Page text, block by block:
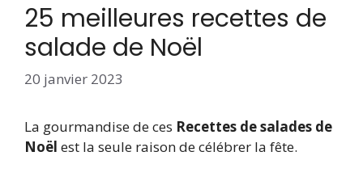
25 meilleures recettes de
salade de Noël
20 janvier 2023
La gourmandise de ces Recettes de salades de
Noël est la seule raison de célébrer la fête.